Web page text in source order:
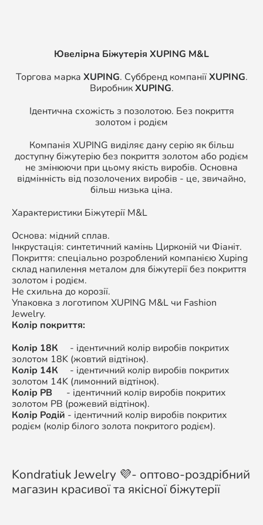
Ювелірна Біжутерія XUPING M&L
Торгова марка XUPING. Суббренд компаніїXUPING.
ВиробникXUPING.
Ідентична схожість з позолотою. Без покриття
золотом і родієм
Компанія XUPING виділяє дану серію як більш
доступну біжутерію без покриття золотом або родієм
не змінюючи при цьому якість виробів. Основна
відмінність від позолочених виробів - це, звичайно,
більш низька ціна.
Характеристики Біжутерії M&L
Основа: мідний сплав.
Інкрустація: синтетичний камінь Цирконій чи Фіаніт.
Покриття: спеціально розроблений компанією Xuping
склад напилення металом для біжутерії без покриття
золотом і родієм.
Не схильна до корозії.
Упаковка з логотипом XUPING M&L чи Fashion
Jewelry.
Колір покриття:
Колір 18К - ідентичний колір виробів покритих
золотом 18K (жовтий відтінок).
Колір 14К - ідентичний колір виробів покритих
золотом 14K (лимонний відтінок).
Колір РВ - ідентичний колір виробів покритих
золотом РВ (рожевий відтінок).
Колір Родій - ідентичний колір виробів покритих
родієм (колір білого золота покритого родієм).
Kondratiuk Jewelry 💜- оптово-роздрібний
магазин красивої та якісної біжутерії